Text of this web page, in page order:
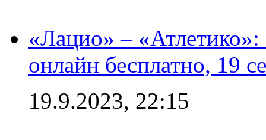
«Лацио» –
онлайн бесплатно, 19
19.9.2023, 22:15